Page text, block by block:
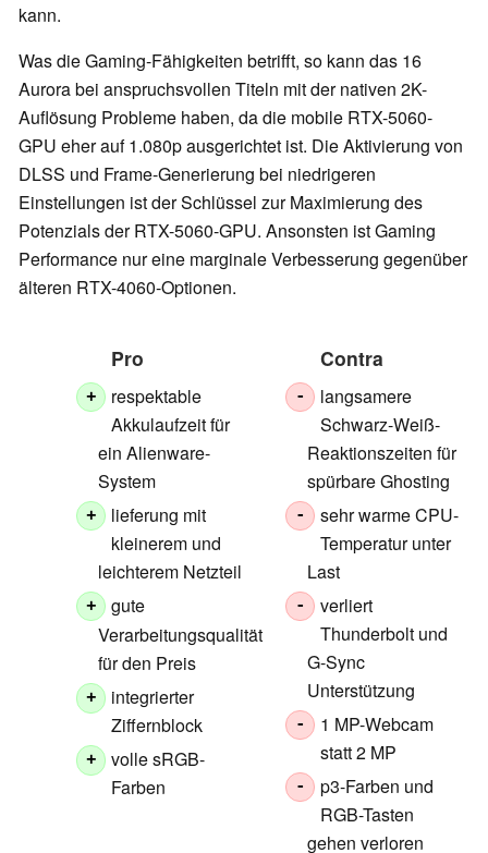
kann.
Was die Gaming-Fähigkeiten betrifft, so kann das 16
Aurora bei anspruchsvollen Titeln mit der nativen 2K-
Auflösung Probleme haben, da die mobile RTX-5060-
GPU eher auf 1.080p ausgerichtet ist. Die Aktivierung von
DLSS und Frame-Generierung bei niedrigeren
Einstellungen ist der Schlüssel zur Maximierung des
Potenzials der RTX-5060-GPU. Ansonsten ist Gaming
Performance nur eine marginale Verbesserung gegenüber
älteren RTX-4060-Optionen.
Pro
+
respektable
Akkulaufzeit für
ein Alienware-
System
+
lieferung mit
kleinerem und
leichterem Netzteil
+
gute
Verarbeitungsqualität
für den Preis
+
integrierter
Ziffernblock
+
volle sRGB-
Farben
Contra
-
langsamere
Schwarz-Weiß-
Reaktionszeiten für
spürbare Ghosting
-
sehr warme CPU-
Temperatur unter
Last
-
verliert
Thunderbolt und
G-Sync
Unterstützung
-
1 MP-Webcam
statt 2 MP
-
p3-Farben und
RGB-Tasten
gehen verloren